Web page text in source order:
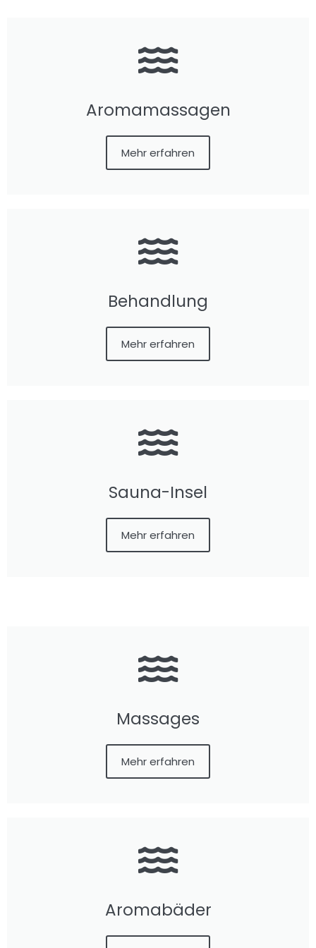
Aromamassagen
Mehr erfahren
Behandlung
Mehr erfahren
Sauna-Insel
Mehr erfahren
Massages
Mehr erfahren
Aromabäder